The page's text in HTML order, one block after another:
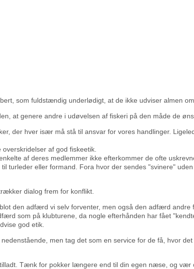
som fuldstændig underlødigt, at de ikke udviser almen
at genere andre i udøvelsen af fiskeri på den måde de
der hver især må stå til ansvar for vores handlinger.
af god fiskeetik.
af deres medlemmer ikke efterkommer de ofte
turleder eller formand. Fora hvor der sendes "svinere"
dialog frem for konflikt.
den adfærd vi selv forventer, men også den adfærd
som på klubturene, da nogle efterhånden har fået
god etik.
men tag det som en service for de få, hvor det
Tænk for pokker længere end til din egen næse, og